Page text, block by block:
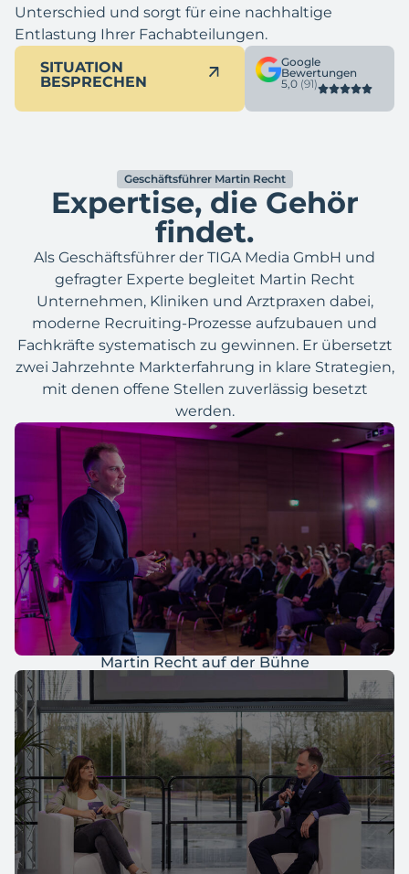
Unterschied und sorgt für eine nachhaltige
Entlastung Ihrer Fachabteilungen.
SITUATION
BESPRECHEN
Google
Bewertungen
5,0 (91)
Geschäftsführer Martin Recht
Expertise, die Gehör
findet.
Als Geschäftsführer der TIGA Media GmbH und
gefragter Experte begleitet Martin Recht
Unternehmen, Kliniken und Arztpraxen dabei,
moderne Recruiting-Prozesse aufzubauen und
Fachkräfte systematisch zu gewinnen. Er übersetzt
zwei Jahrzehnte Markterfahrung in klare Strategien,
mit denen offene Stellen zuverlässig besetzt
werden.
Martin Recht auf der Bühne